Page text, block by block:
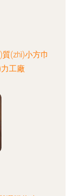
(zhì)小方巾
工廠